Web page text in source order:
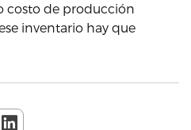
costo de producción
inventario hay que